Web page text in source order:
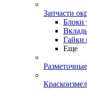
Запчасти
Блоки
Гайки
Еще